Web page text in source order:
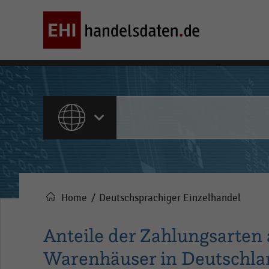
ALLE INHALTE
Pfadnavigation
Home Deutschsprachiger Einzelhandel
Anteile der Zahlungsarten
Warenhäuser in